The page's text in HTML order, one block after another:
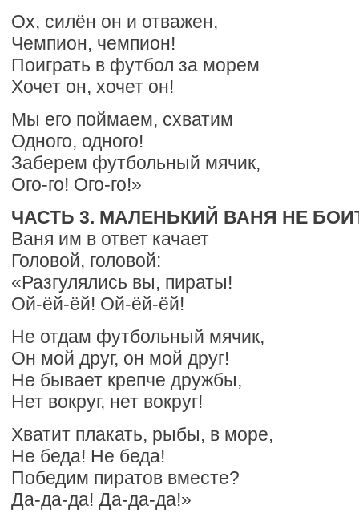
Ох, силён он и отважен,
Чемпион, чемпион!
Поиграть в футбол за морем
Хочет он, хочет он!
Мы его поймаем, схватим
Одного, одного!
Заберем футбольный мячик,
Ого-го! Ого-го!»
ЧАСТЬ 3. МАЛЕНЬКИЙ ВАНЯ НЕ
Ваня им в ответ качает
Головой, головой:
«Разгулялись вы, пираты!
Ой-ёй-ёй! Ой-ёй-ёй!
Не отдам футбольный мячик,
Он мой друг, он мой друг!
Не бывает крепче дружбы,
Нет вокруг, нет вокруг!
Хватит плакать, рыбы, в море,
Не беда! Не беда!
Победим пиратов вместе?
Да-да-да! Да-да-да!»